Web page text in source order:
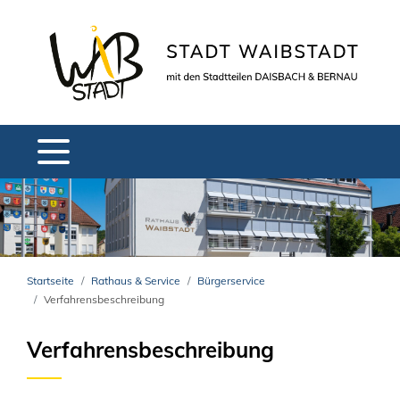
Startseite Rathaus & Service
Bürgerservice
Verfahrensbeschreibung
Verfahrensbeschreibung